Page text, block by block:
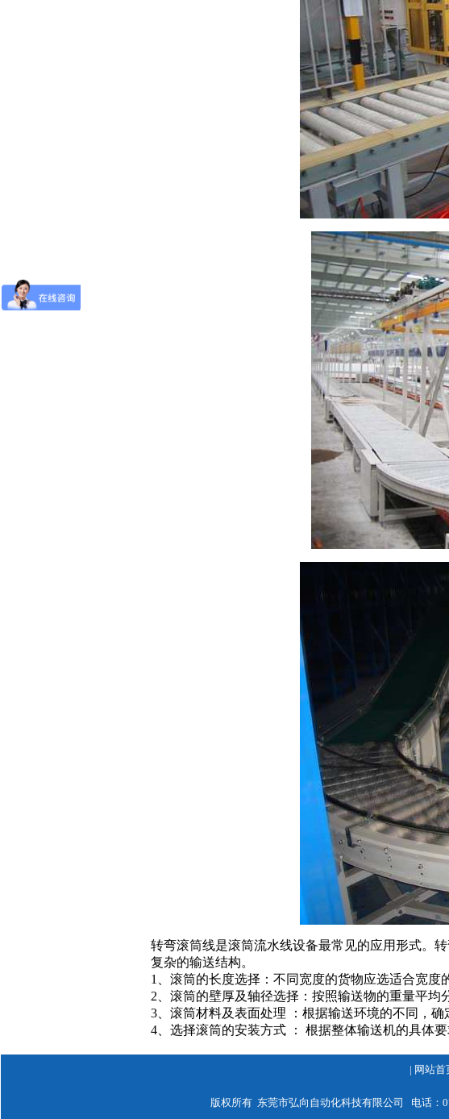
转弯滚筒线是滚筒流水线设备最常见的应用形式。
复杂的输送结构。
1、滚筒的长度选择：不同宽度的货物应选适合宽度
2、滚筒的壁厚及轴径选择：按照输送物的重量平均
3、滚筒材料及表面处理 ：根据输送环境的不同，
4、选择滚筒的安装方式 ： 根据整体输送机的具体
| 网站首
版权所有 东莞市弘向自动化科技有限公司 电话：